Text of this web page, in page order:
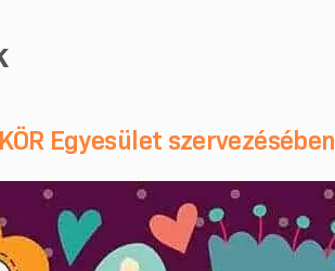
Egyesület szervezésében